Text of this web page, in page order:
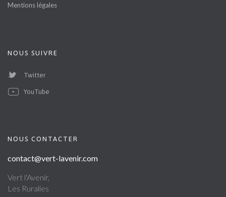
Mentions légales
NOUS SUIVRE
Twitter
YouTube
NOUS CONTACTER
contact@vert-lavenir.com
Vert l'Avenir,
Les Ruralies